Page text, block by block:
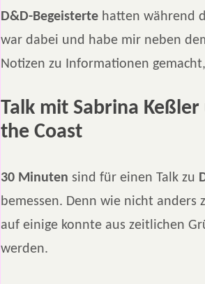
D&D-Begeisterte hatten während
war dabei und habe mir neben
Notizen zu Informationen
Talk mit Sabrina
the Coast
30 Minuten sind für einen Talk zu
bemessen. Denn wie nicht anders
auf einige konnte aus zeitlichen
werden.